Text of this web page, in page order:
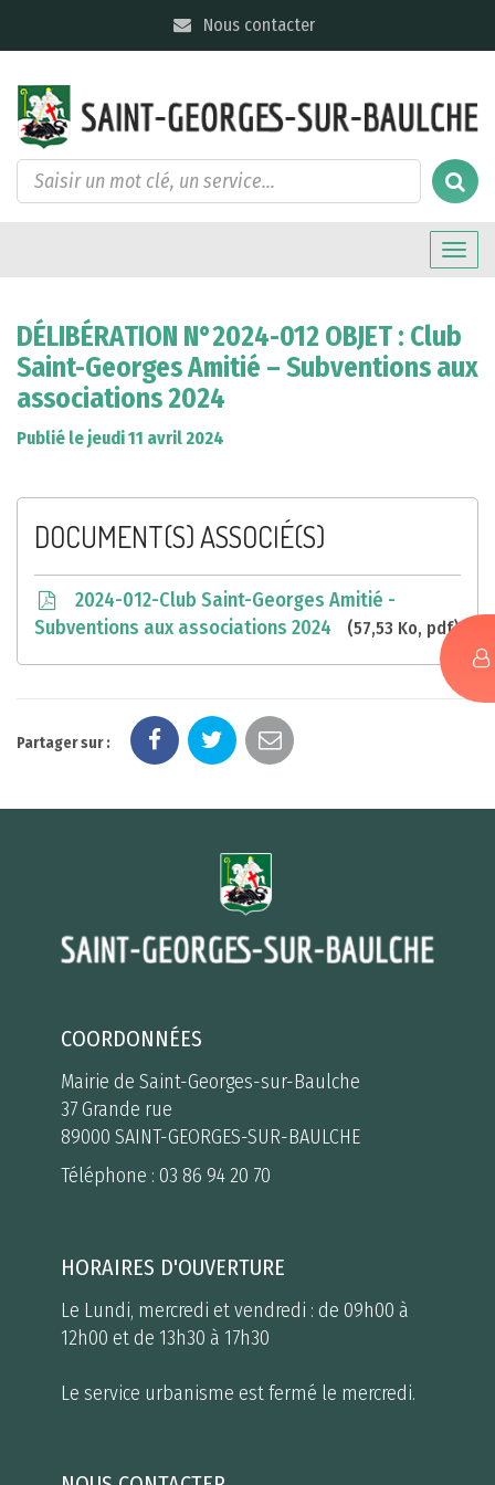
Nous contacter
Toggle
DÉLIBÉRATION N°2024-012 OBJET : Club
Saint-Georges Amitié – Subventions aux
associations 2024
Publié le jeudi 11 avril 2024
DOCUMENT(S) ASSOCIÉ(S)
2024-012-Club Saint-Georges Amitié -
Subventions aux associations 2024
57,53 Ko, pdf
Partager sur :
COORDONNÉES
Mairie de Saint-Georges-sur-Baulche
37 Grande rue
89000 SAINT-GEORGES-SUR-BAULCHE
Téléphone : 03 86 94 20 70
HORAIRES D'OUVERTURE
Le Lundi, mercredi et vendredi : de 09h00 à
12h00 et de 13h30 à 17h30
Le service urbanisme est fermé le mercredi.